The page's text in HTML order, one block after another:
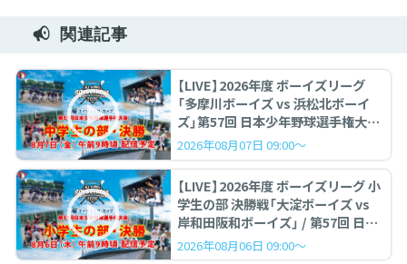
関連記事
【LIVE】2026年度 ボーイズリーグ
「多摩川ボーイズ vs 浜松北ボーイ
ズ」第57回 日本少年野球選手権大会
中学生の部 決勝戦
2026年08月07日 09:00～
【LIVE】2026年度 ボーイズリーグ 小
学生の部 決勝戦「大淀ボーイズ vs
岸和田阪和ボーイズ」 / 第57回 日本
少年野球選手権大会
2026年08月06日 09:00～